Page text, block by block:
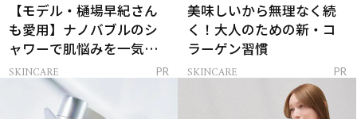
【モデル・樋場早紀さん
も愛用】ナノバブルのシ
ャワーで肌悩みを一気に
解決
SKINCARE PR
美味しいから無理なく続
く！大人のための新・コ
ラーゲン習慣
SKINCARE PR